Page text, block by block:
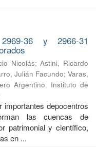
36 y 2966-31
Nicolás;Astini, Ricardo
Julián Facundo; Varas,
Argentino. Instituto de
depocentros
las cuencas de
patrimonial y cientíﬁco,
en ...